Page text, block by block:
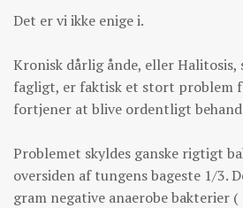
Det er vi ikke enige i.
Kronisk dårlig ånde, eller Halitosis,
fagligt, er faktisk et stort problem
fortjener at blive ordentligt
Problemet skyldes ganske rigtigt
oversiden af tungens bageste 1/3.
gram negative anaerobe bakterier (